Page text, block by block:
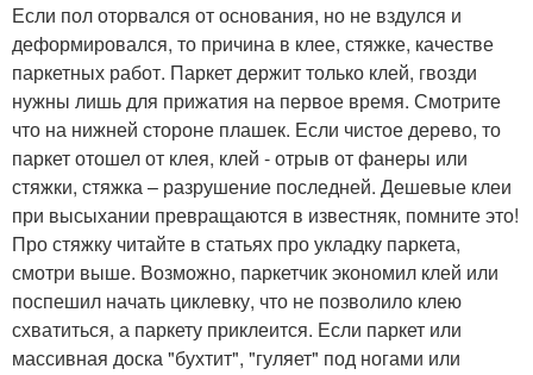
Если пол оторвался от основания, но не вздулся и
деформировался, то причина в клее, стяжке, качестве
паркетных работ. Паркет держит только клей, гвозди
нужны лишь для прижатия на первое время. Смотрите
что на нижней стороне плашек. Если чистое дерево, то
паркет отошел от клея, клей - отрыв от фанеры или
стяжки, стяжка – разрушение последней. Дешевые клеи
при высыхании превращаются в известняк, помните это!
Про стяжку читайте в статьях про укладку паркета,
смотри выше. Возможно, паркетчик экономил клей или
поспешил начать циклевку, что не позволило клею
схватиться, а паркету приклеится. Если паркет или
массивная доска "бухтит", "гуляет" под ногами или